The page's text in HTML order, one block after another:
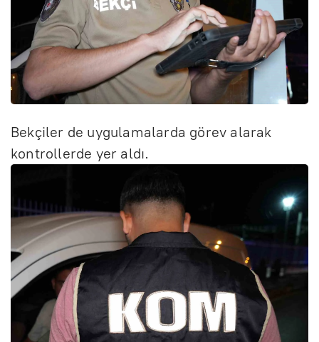
Bekçiler de uygulamalarda görev alarak
kontrollerde yer aldı.